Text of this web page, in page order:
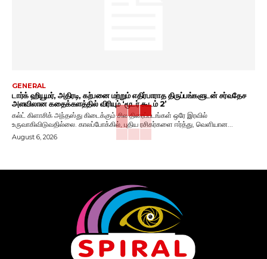
GENERAL
டார்க் ஹியூமர், அதிரடி, கற்பனை மற்றும் எதிர்பாராத திருப்பங்களுடன் சர்வதேச
அளவிலான கதைக்களத்தில் விரியும் ‘மூடர் கூடம் 2’
கல்ட் கிளாசிக் அந்தஸ்து கிடைக்கும் சில திரைப்படங்கள் ஒரே இரவில்
உருவாகிவிடுவதில்லை. காலப்போக்கில், புதிய ரசிகர்களை ஈர்த்து, வெளியான...
August 6, 2026